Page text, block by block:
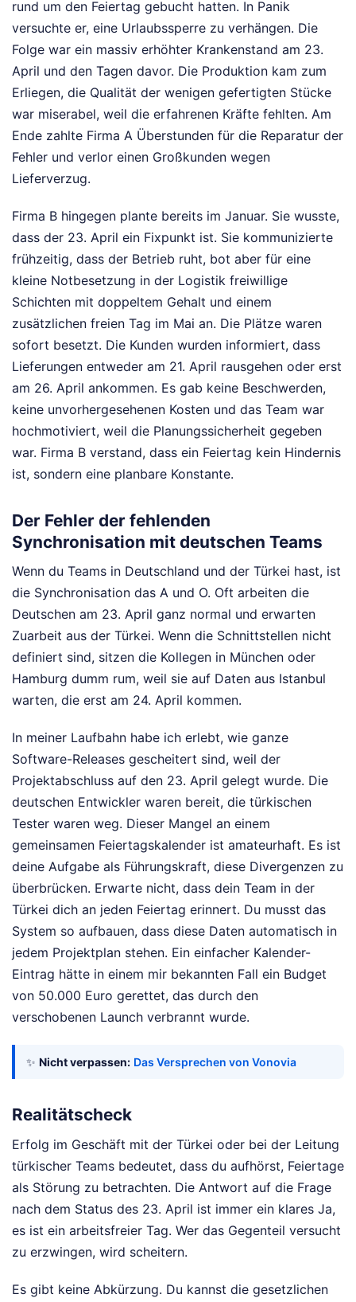
rund um den Feiertag gebucht hatten. In Panik
versuchte er, eine Urlaubssperre zu verhängen. Die
Folge war ein massiv erhöhter Krankenstand am 23.
April und den Tagen davor. Die Produktion kam zum
Erliegen, die Qualität der wenigen gefertigten Stücke
war miserabel, weil die erfahrenen Kräfte fehlten. Am
Ende zahlte Firma A Überstunden für die Reparatur der
Fehler und verlor einen Großkunden wegen
Lieferverzug.
Firma B hingegen plante bereits im Januar. Sie wusste,
dass der 23. April ein Fixpunkt ist. Sie kommunizierte
frühzeitig, dass der Betrieb ruht, bot aber für eine
kleine Notbesetzung in der Logistik freiwillige
Schichten mit doppeltem Gehalt und einem
zusätzlichen freien Tag im Mai an. Die Plätze waren
sofort besetzt. Die Kunden wurden informiert, dass
Lieferungen entweder am 21. April rausgehen oder erst
am 26. April ankommen. Es gab keine Beschwerden,
keine unvorhergesehenen Kosten und das Team war
hochmotiviert, weil die Planungssicherheit gegeben
war. Firma B verstand, dass ein Feiertag kein Hindernis
ist, sondern eine planbare Konstante.
Der Fehler der fehlenden
Synchronisation mit deutschen Teams
Wenn du Teams in Deutschland und der Türkei hast, ist
die Synchronisation das A und O. Oft arbeiten die
Deutschen am 23. April ganz normal und erwarten
Zuarbeit aus der Türkei. Wenn die Schnittstellen nicht
definiert sind, sitzen die Kollegen in München oder
Hamburg dumm rum, weil sie auf Daten aus Istanbul
warten, die erst am 24. April kommen.
In meiner Laufbahn habe ich erlebt, wie ganze
Software-Releases gescheitert sind, weil der
Projektabschluss auf den 23. April gelegt wurde. Die
deutschen Entwickler waren bereit, die türkischen
Tester waren weg. Dieser Mangel an einem
gemeinsamen Feiertagskalender ist amateurhaft. Es ist
deine Aufgabe als Führungskraft, diese Divergenzen zu
überbrücken. Erwarte nicht, dass dein Team in der
Türkei dich an jeden Feiertag erinnert. Du musst das
System so aufbauen, dass diese Daten automatisch in
jedem Projektplan stehen. Ein einfacher Kalender-
Eintrag hätte in einem mir bekannten Fall ein Budget
von 50.000 Euro gerettet, das durch den
verschobenen Launch verbrannt wurde.
✨ Nicht verpassen: Das Versprechen von Vonovia
Realitätscheck
Erfolg im Geschäft mit der Türkei oder bei der Leitung
türkischer Teams bedeutet, dass du aufhörst, Feiertage
als Störung zu betrachten. Die Antwort auf die Frage
nach dem Status des 23. April ist immer ein klares Ja,
es ist ein arbeitsfreier Tag. Wer das Gegenteil versucht
zu erzwingen, wird scheitern.
Es gibt keine Abkürzung. Du kannst die gesetzlichen